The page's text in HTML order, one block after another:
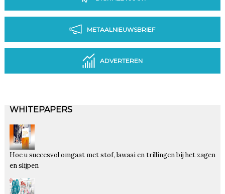
METAALNIEUWSBRIEF
ADVERTEREN
WHITEPAPERS
Hoe u succesvol omgaat met stof, lawaai en trillingen bij het zagen
en slijpen